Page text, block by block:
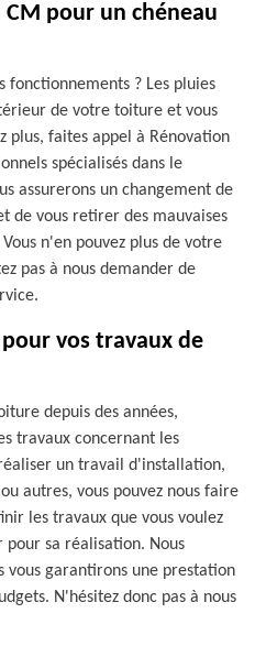
pour un chéneau
fonctionnements ? Les pluies
de votre toiture et vous
plus, faites appel à Rénovation
spécialisés dans le
assurerons un changement de
de vous retirer des mauvaises
n'en pouvez plus de votre
pas à nous demander de
vos travaux de
depuis des années,
travaux concernant les
un travail d'installation,
autres, vous pouvez nous faire
les travaux que vous voulez
sa réalisation. Nous
vous garantirons une prestation
N'hésitez donc pas à nous